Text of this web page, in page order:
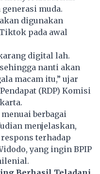
muda.
digunakan
pada awal
digital lah.
nanti akan
macam itu,” ujar
(RDP) Komisi
berbagai
menjelaskan,
terhadap
yang ingin BPIP